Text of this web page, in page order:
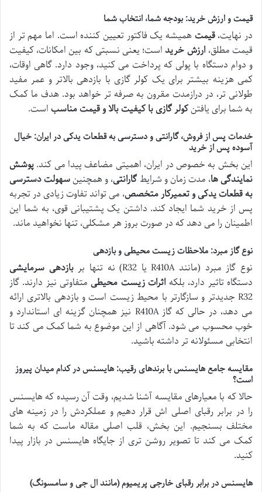
قیمت و ارزش خرید: بودجه شما، انتخاب شما
در نهایت،قیمت همیشه یک فاکتور تعیین کننده است. اما مهم تر از
قیمت مطلق، ارزش خریداست؛ یعنی نسبتی که بین امکانات، کیفیت
و دوام دستگاه با پولی که پرداخت می کنید، وجود دارد. گاهی اوقات،
کمی هزینه بیشتر برای یک کولر گازی با بازدهی بالاتر و عمر مفید
طولانی تر، در درازمدت مقرون به صرفه تر خواهد بود. هدف ما کمک
به شما برای یافتنکولر گازی با کیفیت بالا و قیمت مناسباست.
خدمات پس از فروش، گارانتی و دسترسی به قطعات یدکی در ایران: خیال
آسوده پس از خرید
این بخش به خصوص در ایران، اهمیتی مضاعف پیدا می کند.پوشش
نمایندگی ها، مدت زمان و شرایطگارانتی، و همچنینسهولت دسترسی
به قطعات یدکی و تعمیرکار متخصص، می تواند تفاوت زیادی در تجربه
پس از خرید شما ایجاد کند. داشتن یک پشتیبانی قوی، به شما این
اطمینان را می دهد که در صورت بروز هر مشکلی، تنها نخواهید ماند.
نوع گاز مبرد: ملاحظات زیست محیطی و بازدهی
نوع گاز مبرد (مانند R410A یا R32) نه تنها بر
بازدهی سرمایشی
دستگاه تاثیر دارد، بلکه اثرات زیست محیطیمتفاوتی نیز دارند. گاز
R32 جدیدتر و سازگارتر با محیط زیست است و بازدهی بالاتری ارائه
می دهد، در حالی که گاز R410A نیز همچنان گزینه ای استاندارد و
خوب محسوب می شود. آگاهی از این موضوع به شما کمک می کند تا
انتخابی مسئولانه تر داشته باشید.
مقایسه جامع هایسنس با برندهای رقیب: هایسنس در کدام میدان پیروز
است؟
حالا که با معیارهای مقایسه آشنا شدیم، وقت آن رسیده که هایسنس
را در برابر رقبای اصلی اش قرار دهیم و عملکردش را در زمینه های
مختلف بسنجیم. این بخش، قلب اصلی مقاله ماست که به شما
کمک می کند تا تصویر روشن تری از جایگاه هایسنس در بازار پیدا
کنید.
هایسنس در برابر رقبای خارجی پریمیوم (مانند ال جی و سامسونگ)